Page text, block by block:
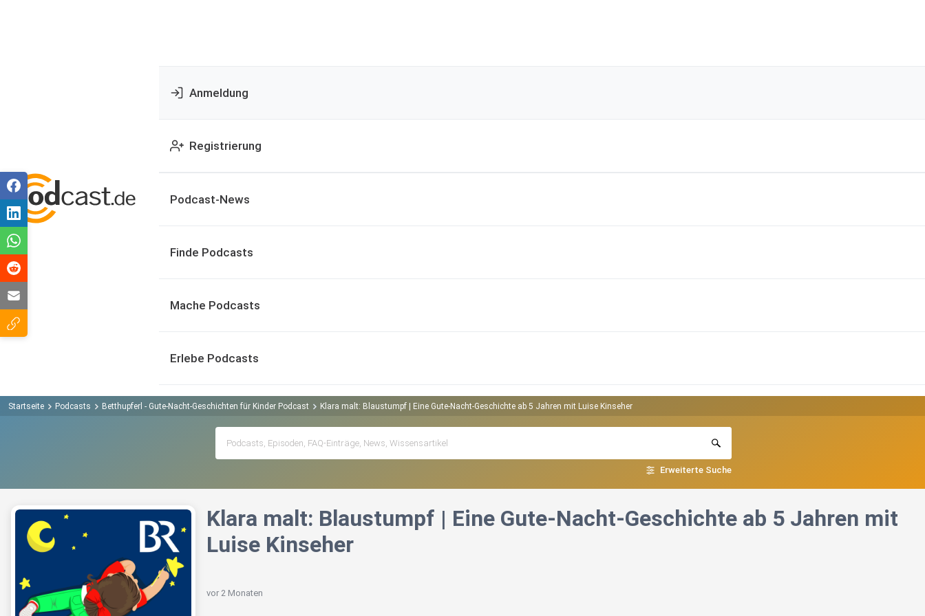
Anmeldung
Registrierung
Podcast-News
Finde Podcasts
Mache Podcasts
Erlebe Podcasts
Startseite Podcasts Betthupferl - Gute-Nacht-Geschichten für Kinder Podcast Klara malt: Blaustumpf | Eine Gute-Nacht-Geschichte ab 5 Jahren mit Luise Kinseher
Erweiterte Suche
Klara malt: Blaustumpf | Eine Gute-Nacht-Geschichte ab 5 Jahren mit
Luise Kinseher
vor 2 Monaten